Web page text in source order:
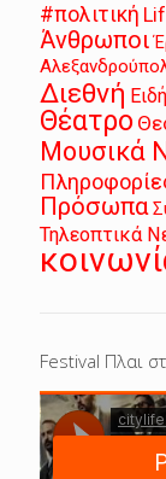
#πολιτική
Άνθρωποι
Διεθνή
Θέατρο
Μουσικά
Πρόσωπα
Τηλεοπτικά
Festival Πλαι